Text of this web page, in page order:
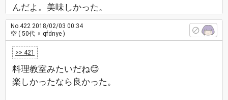
んだよ。美味しかった。
No.422 2018/02/03 00:34
空 ( 50代 ♀ qfdnye )
>> 421
料理教室みたいだね😊
楽しかったなら良かった。